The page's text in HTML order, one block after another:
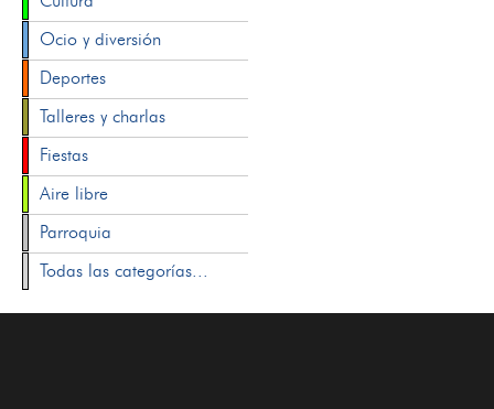
Ocio y diversión
Deportes
Talleres y charlas
Fiestas
Aire libre
Parroquia
Todas las categorías...